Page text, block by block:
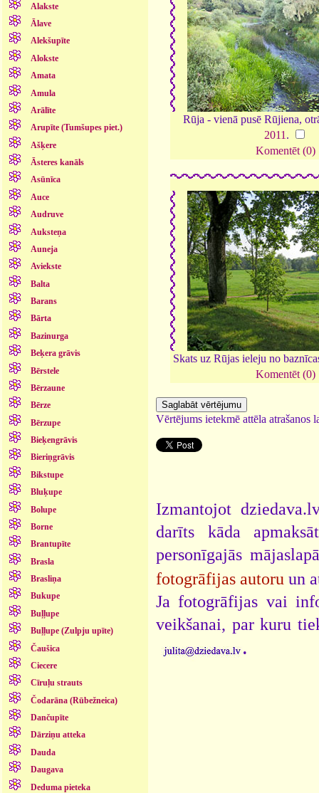
Alakste
Ālave
Alekšupīte
Alokste
Amata
Amula
Arālīte
Arupīte (Tumšupes piet.)
Ašķere
Āsteres kanāls
Asūnīca
Auce
Audruve
Auksteņa
Auneja
Aviekste
Balta
Barans
Bārta
Bazinurga
Beķera grāvis
Bērstele
Bērzaune
Bērze
Bērzupe
Bieķengrāvis
Bieriņgrāvis
Bikstupe
Bluķupe
Bolupe
Borne
Brantupīte
Brasla
Brasliņa
Bukupe
Buļļupe
Buļļupe (Zulpju upīte)
Čaušica
Ciecere
Cīruļu strauts
Čodarāna (Rūbežneica)
Dančupīte
Dārziņu atteka
Dauda
Daugava
Deduma pieteka
Rūja - vienā pusē Rūjiena,
2011 .
Komentēt (0)
Skats uz Rūjas ieleju no
Komentēt (0)
Vērtējums ietekmē attēla atrašanos
Izmantojot
darīts kāda
personīgajās
fotogrāfijas autoru un
Ja fotogrāfijas vai
veikšanai, par kuru
.